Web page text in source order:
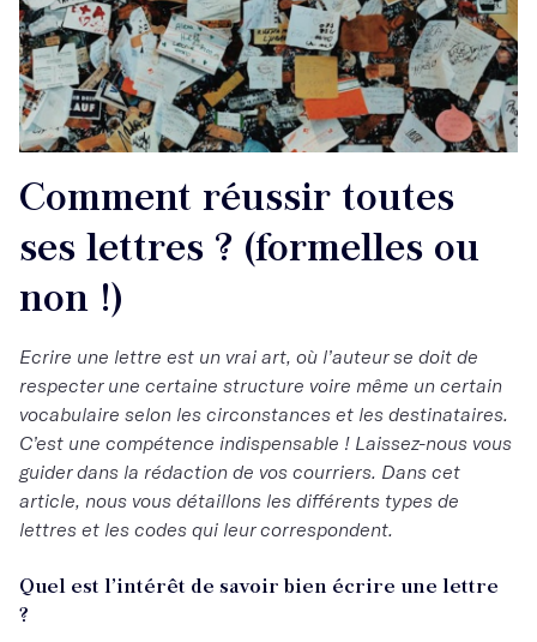
Comment réussir toutes
ses lettres ? (formelles ou
non !)
Ecrire une lettre est un vrai art, où l’auteur se doit de
respecter une certaine structure voire même un certain
vocabulaire selon les circonstances et les destinataires.
C’est une compétence indispensable ! Laissez-nous vous
guider dans la rédaction de vos courriers. Dans cet
article, nous vous détaillons les différents types de
lettres et les codes qui leur correspondent.
Quel est l’intérêt de savoir bien écrire une lettre
?